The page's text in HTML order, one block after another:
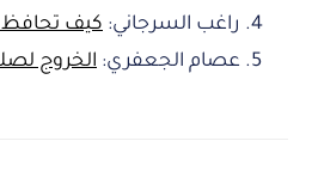
راغب السرجاني: كيف تحافظ
عصام الجعفري: الخروج